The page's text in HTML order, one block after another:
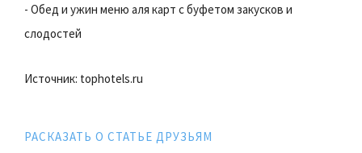
- Обед и ужин меню аля карт с буфетом закусков и
слодостей
Источник: tophotels.ru
РАСКАЗАТЬ О СТАТЬЕ ДРУЗЬЯМ